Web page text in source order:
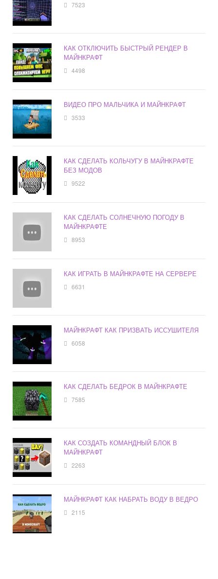
7523
КАК ОТКЛЮЧИТЬ БЫСТРЫЙ РЕНДЕР В
МАЙНКРАФТ
4498
ВИДЕО ПРО МАЛЬЧИКА И МАЙНКРАФТ
3533
КАК СДЕЛАТЬ КОЛЬЧУГУ В МАЙНКРАФТЕ
БЕЗ МОДОВ
9522
КАК СДЕЛАТЬ СОЛНЕЧНУЮ ПОГОДУ В
МАЙНКРАФТЕ
8953
КАК ИГРАТЬ В МАЙНКРАФТЕ НА СЕРВЕРЕ
6631
МАЙНКРАФТ КАК ПРИЗВАТЬ ИССУШИТЕЛЯ
6058
КАК СДЕЛАТЬ БЕДРОК В МАЙНКРАФТЕ
7585
КАК СОЗДАТЬ КОМАНДНЫЙ БЛОК В
МАЙНКРАФТ
2263
МАЙНКРАФТ КАК НАБРАТЬ ВОДУ В ВЕДРО
2115